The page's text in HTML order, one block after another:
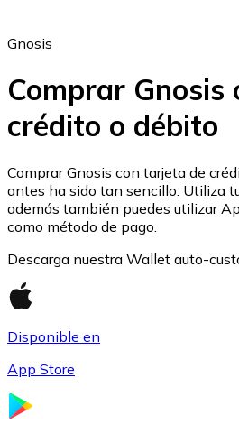
Ethereum
ETH
Gnosis
Comprar
crédito o débito
Comprar Gnosis con tarjeta de
antes ha sido tan sencillo. Utiliza
además también puedes utilizar
como método de pago.
Descarga nuestra Wallet auto-
Disponible en
App Store